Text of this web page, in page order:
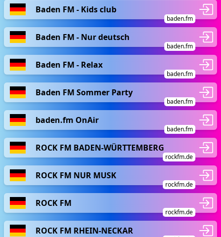
Baden FM - Kids club
baden.fm
Baden FM - Nur deutsch
baden.fm
Baden FM - Relax
baden.fm
Baden FM Sommer Party
baden.fm
baden.fm OnAir
baden.fm
ROCK FM BADEN-WÜRTTEMBERG
rockfm.de
ROCK FM NUR MUSK
rockfm.de
ROCK FM
rockfm.de
ROCK FM RHEIN-NECKAR